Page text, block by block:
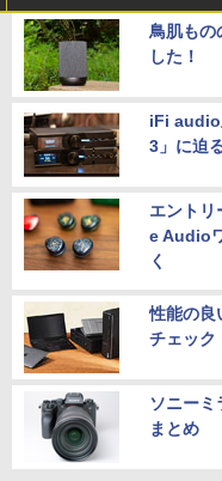
鳥肌もの
した！
iFi audio
3」に迫
エント
e Audio
く
性能の良
チェック
ソニー
まとめ